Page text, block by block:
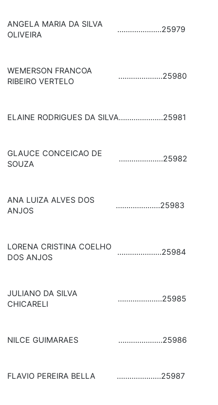
ANGELA MARIA DA SILVA
OLIVEIRA
…………………25979
WEMERSON FRANCOA
RIBEIRO VERTELO
…………………25980
ELAINE RODRIGUES DA SILVA…………………25981
GLAUCE CONCEICAO DE
SOUZA
…………………25982
ANA LUIZA ALVES DOS
ANJOS
…………………25983
LORENA CRISTINA COELHO
DOS ANJOS
…………………25984
JULIANO DA SILVA
CHICARELI
…………………25985
NILCE GUIMARAES …………………25986
FLAVIO PEREIRA BELLA …………………25987